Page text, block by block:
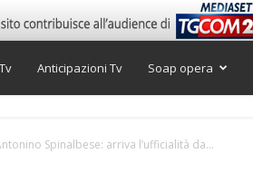
Anticipazioni Tv Soap opera
Spinalbese: arriva l’ufficialità da...